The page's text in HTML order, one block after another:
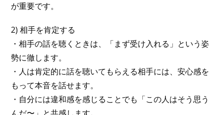
が重要です。
2) 相手を肯定する
・相手の話を聴くときは、「まず受け入れる」という姿
勢に徹します。
・人は肯定的に話を聴いてもらえる相手には、安心感を
もって本音を話せます。
・自分には違和感を感じることでも「この人はそう思う